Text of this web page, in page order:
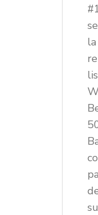
la
su